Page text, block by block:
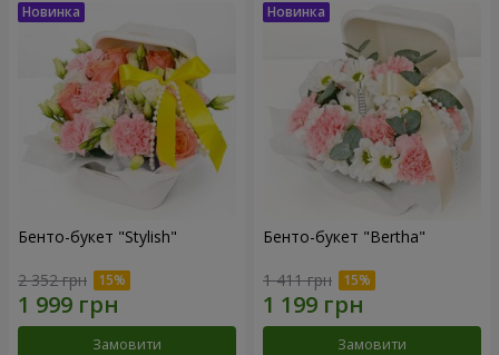
Бенто-букет "Stylish"
2 352 грн
Замовити
Бенто-букет "Bertha"
1 411 грн
Замовити